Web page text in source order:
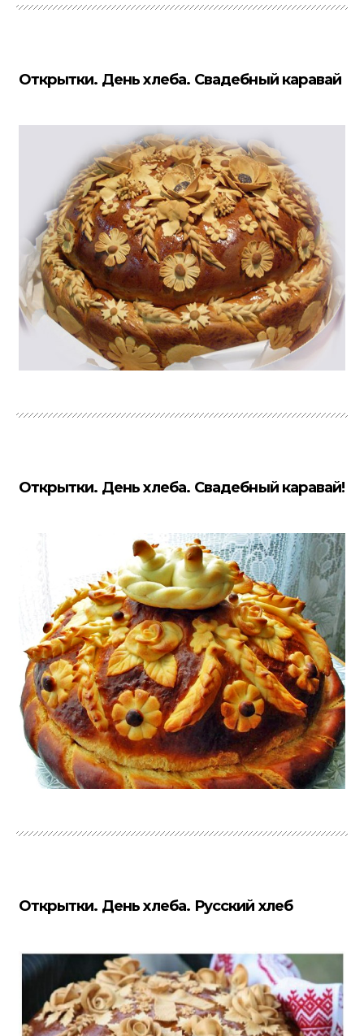
Открытки. День хлеба. Свадебный каравай
Открытки. День хлеба. Свадебный каравай!
Открытки. День хлеба. Русский хлеб